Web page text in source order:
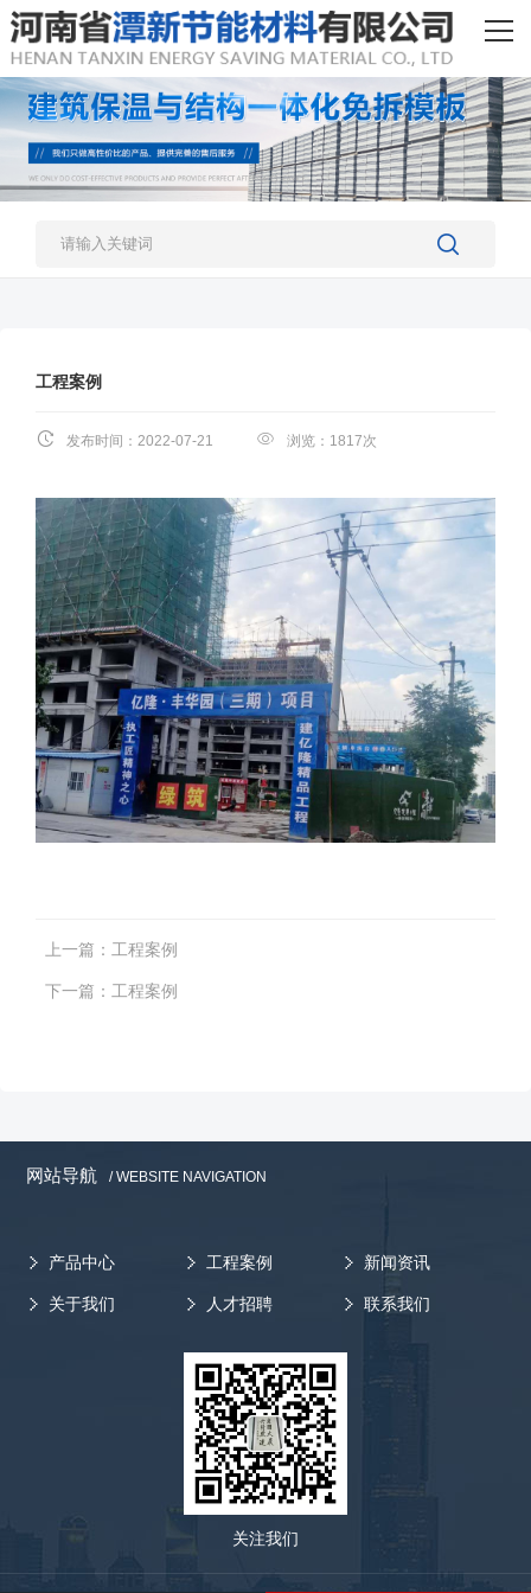
网站首页
产品中心
工程案例
联系我们
工程案例
发布时间：2022-07-21 浏览：1817次
上一篇： 工程案例
下一篇： 工程案例
网站导航 / WEBSITE NAVIGATION
产品中心 工程案例 新闻资讯
关于我们 人才招聘 联系我们
关注我们